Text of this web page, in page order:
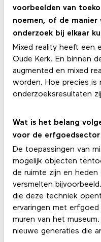
voorbeelden van
noemen, of de manier
onderzoek bij elkaar
Mixed reality heeft een
Oude Kerk. En binnen
augmented en mixed
worden. Hoe precies is
onderzoeksresultaten
Wat is het belang
voor de erfgoedsector
De toepassingen van
mogelijk objecten
de ruimte zijn en
versmelten
die deze techniek
ervaringen met
muren van het
nieuwe generaties die